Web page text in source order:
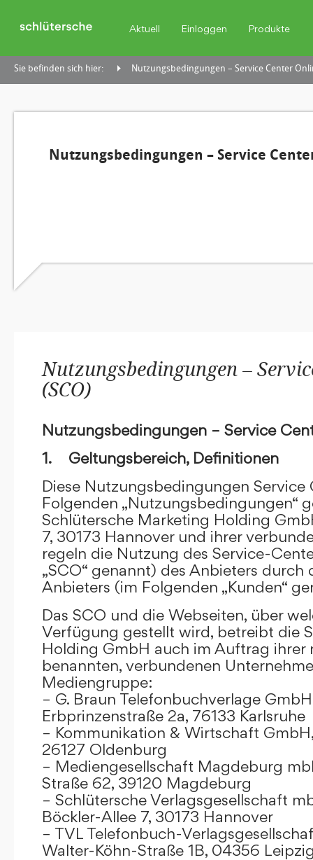
Aktuell Einloggen Produkte
Sie befinden sich hier: Nutzungsbedingungen – Service Center
Nutzungsbedingungen – Service
Nutzungsbedingungen –
(SCO)
Nutzungsbedingungen – Service
1. Geltungsbereich, Definitionen
Diese Nutzungsbedingungen Service
Folgenden „Nutzungsbedingungen“
Schlütersche Marketing Holding
7, 30173 Hannover und ihrer
regeln die Nutzung des Service-
„SCO“ genannt) des Anbieters durch
Anbieters (im Folgenden „Kunden“
Das SCO und die Webseiten, über
Verfügung gestellt wird, betreibt die
Holding GmbH auch im Auftrag ihrer
benannten, verbundenen
Mediengruppe:
– G. Braun Telefonbuchverlage GmbH
Erbprinzenstraße 2a, 76133 Karlsruhe
– Kommunikation & Wirtschaft
26127 Oldenburg
– Mediengesellschaft Magdeburg
Straße 62, 39120 Magdeburg
– Schlütersche Verlagsgesellschaft
Böckler-Allee 7, 30173 Hannover
– TVL Telefonbuch-
Walter-Köhn-Straße 1B, 04356